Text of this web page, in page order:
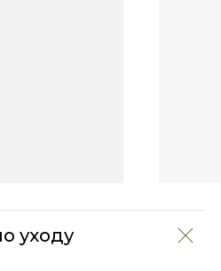
уходу